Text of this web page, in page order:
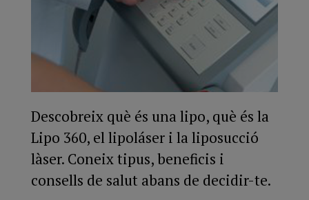
Descobreix què és una lipo, què és la
Lipo 360, el lipoláser i la liposucció
làser. Coneix tipus, beneficis i
consells de salut abans de decidir-te.